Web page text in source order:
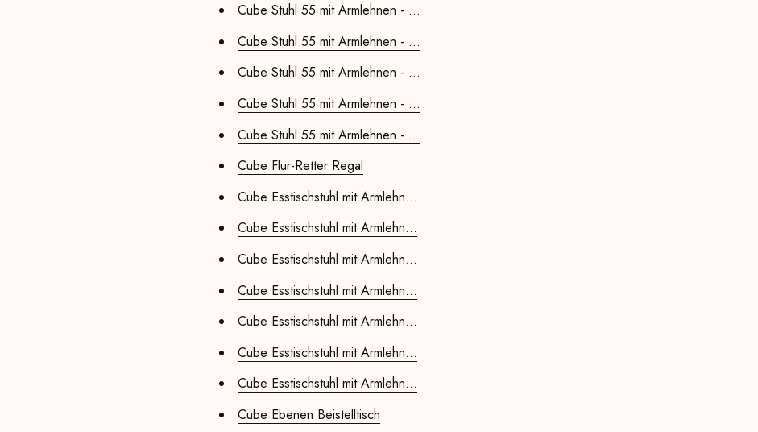
Cube Stuhl 55 mit Armlehnen - ...
Cube Stuhl 55 mit Armlehnen - ...
Cube Stuhl 55 mit Armlehnen - ...
Cube Stuhl 55 mit Armlehnen - ...
Cube Stuhl 55 mit Armlehnen - ...
Cube Flur-Retter Regal
Cube Esstischstuhl mit Armlehn...
Cube Esstischstuhl mit Armlehn...
Cube Esstischstuhl mit Armlehn...
Cube Esstischstuhl mit Armlehn...
Cube Esstischstuhl mit Armlehn...
Cube Esstischstuhl mit Armlehn...
Cube Esstischstuhl mit Armlehn...
Cube Ebenen Beistelltisch